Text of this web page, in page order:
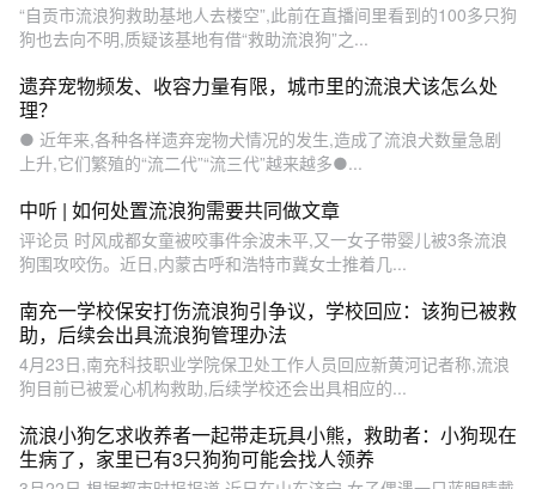
“自贡市流浪狗救助基地人去楼空”,此前在直播间里看到的100多只狗
狗也去向不明,质疑该基地有借“救助流浪狗”之...
遗弃宠物频发、收容力量有限，城市里的流浪犬该怎么处
理？
● 近年来,各种各样遗弃宠物犬情况的发生,造成了流浪犬数量急剧
上升,它们繁殖的“流二代”“流三代”越来越多●...
中听 | 如何处置流浪狗需要共同做文章
评论员 时风成都女童被咬事件余波未平,又一女子带婴儿被3条流浪
狗围攻咬伤。近日,内蒙古呼和浩特市冀女士推着几...
南充一学校保安打伤流浪狗引争议，学校回应：该狗已被救
助，后续会出具流浪狗管理办法
4月23日,南充科技职业学院保卫处工作人员回应新黄河记者称,流浪
狗目前已被爱心机构救助,后续学校还会出具相应的...
流浪小狗乞求收养者一起带走玩具小熊，救助者：小狗现在
生病了，家里已有3只狗狗可能会找人领养